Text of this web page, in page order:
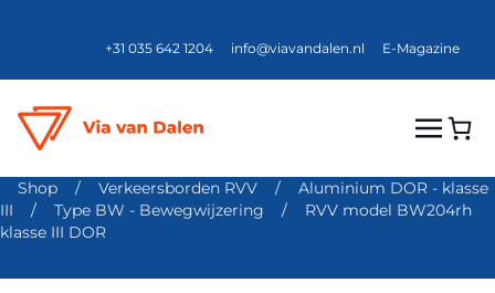
+31 035 642 1204 info@viavandalen.nl E-Magazine
Shop / Verkeersborden RVV /
Aluminium DOR - klasse
III
/ Type BW - Bewegwijzering /
RVV model BW204rh
klasse III DOR